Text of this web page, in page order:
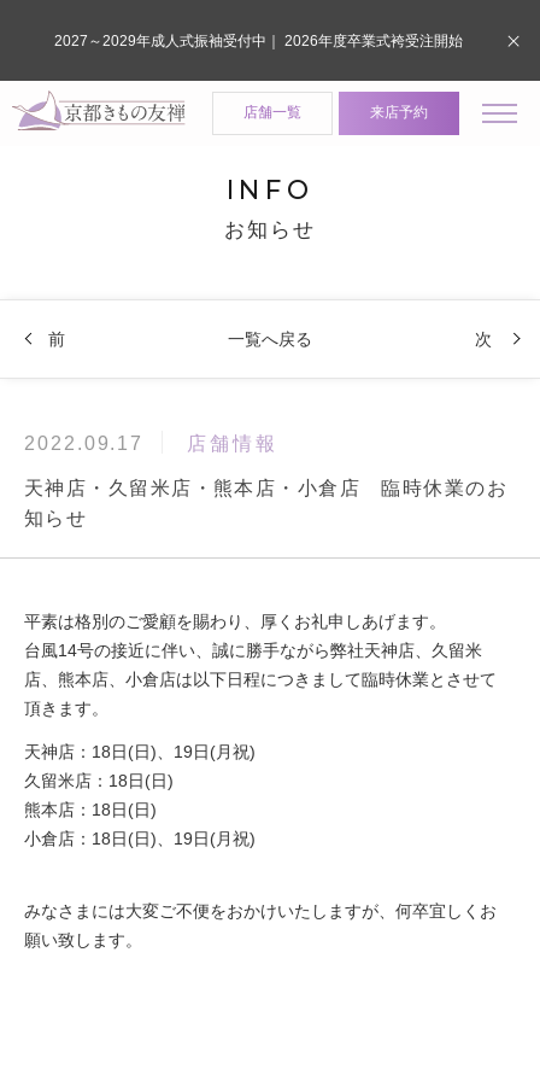
店舗一覧 来店予約
INFO
お知らせ
前 一覧へ戻る 次
2022.09.17 店舗情報
天神店・久留米店・熊本店・小倉店 臨時休業のお
知らせ
平素は格別のご愛顧を賜わり、厚くお礼申しあげます。
台風14号の接近に伴い、誠に勝手ながら弊社天神店、久留米
店、熊本店、小倉店は以下日程につきまして臨時休業とさせて
頂きます。
天神店：18日(日)、19日(月祝)
久留米店：18日(日)
熊本店：18日(日)
小倉店：18日(日)、19日(月祝)
みなさまには大変ご不便をおかけいたしますが、何卒宜しくお
願い致します。
2027～2029年成人式振袖受付中｜ 2026年度卒業式袴受注開始